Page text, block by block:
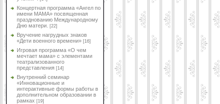
Концертная программа «Ангел по
имени МАМА» посвященная
празднованию Международному
Дню матери.
[22]
Вручение нагрудных знаков
«Дети военного времени» [16]
Игровая программа «О чем
мечтает мама» с элементами
театрализованного
представления [14]
Внутренний семинар
«Инновационные и
интерактивные формы работы в
дополнительном образовании в
рамках [19]